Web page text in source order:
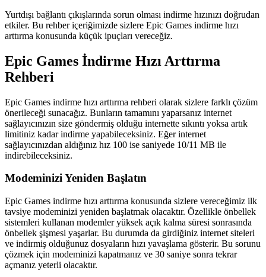
Yurtdışı bağlantı çıkışlarında sorun olması indirme hızınızı doğrudan
etkiler. Bu rehber içeriğimizde sizlere Epic Games indirme hızı
arttırma konusunda küçük ipuçları vereceğiz.
Epic Games İndirme Hızı Arttırma
Rehberi
Epic Games indirme hızı arttırma rehberi olarak sizlere farklı çözüm
önerileceği sunacağız. Bunların tamamını yaparsanız internet
sağlayıcınızın size göndermiş olduğu internette sıkıntı yoksa artık
limitiniz kadar indirme yapabileceksiniz. Eğer internet
sağlayıcınızdan aldığınız hız 100 ise saniyede 10/11 MB ile
indirebileceksiniz.
Modeminizi Yeniden Başlatın
Epic Games indirme hızı arttırma konusunda sizlere vereceğimiz ilk
tavsiye modeminizi yeniden başlatmak olacaktır. Özellikle önbellek
sistemleri kullanan modemler yüksek açık kalma süresi sonrasında
önbellek şişmesi yaşarlar. Bu durumda da girdiğiniz internet siteleri
ve indirmiş olduğunuz dosyaların hızı yavaşlama gösterir. Bu sorunu
çözmek için modeminizi kapatmanız ve 30 saniye sonra tekrar
açmanız yeterli olacaktır.